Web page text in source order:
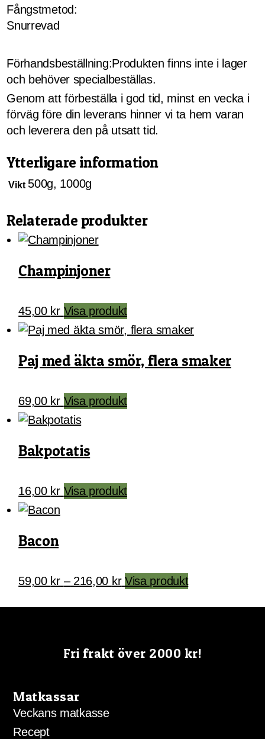
Fångstmetod:
Snurrevad
Förhandsbeställning:Produkten finns inte i lager
och behöver specialbeställas.
Genom att förbeställa i god tid, minst en vecka i
förväg före din leverans hinner vi ta hem varan
och leverera den på utsatt tid.
Ytterligare information
Vikt 500g, 1000g
Relaterade produkter
Champinjoner
45,00 kr Visa produkt
Paj med äkta smör, flera smaker
69,00 kr Visa produktDen
De
på
produktsidan
Bakpotatis
16,00 kr Visa produkt
Bacon
59,00 kr – 216,00 krPrisintervall:
till
Visa produktDen
produkten
varianter.
Fri frakt över 2000 kr!
Matkassar
Veckans matkasse
Recept